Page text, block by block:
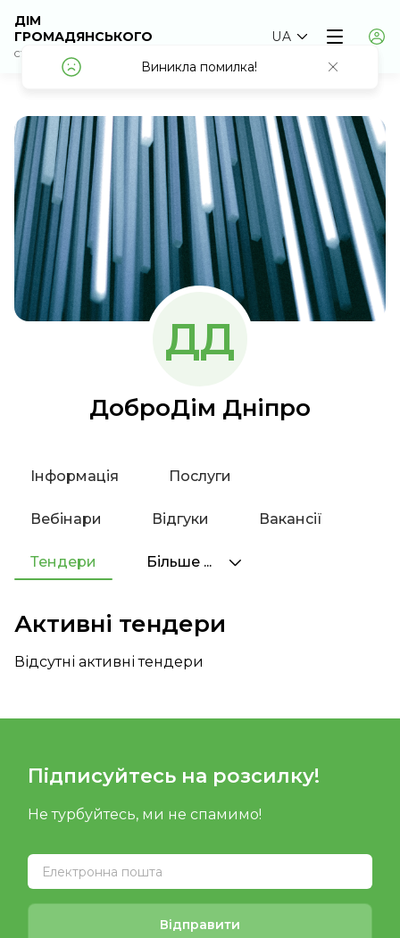
ДІМ
ГРОМАДЯНСЬКОГО
СУСПІЛЬСТВА
UA
Виникла помилка!
ДД
ДоброДім Дніпро
Інформація Послуги
Вебінари Відгуки Вакансії
Тендери Більше ...
Активні тендери
Відсутні активні тендери
Виникла помилка!
Підписуйтесь на розсилку!
Не турбуйтесь, ми не спамимо!
Відправити